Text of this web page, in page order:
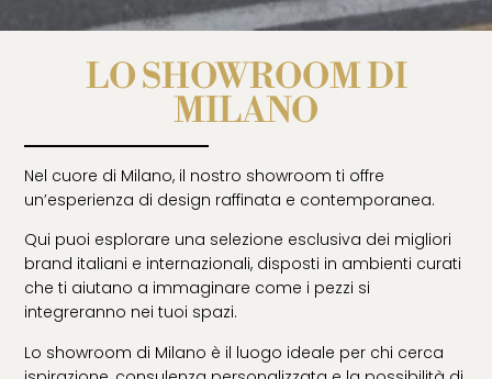
LO SHOWROOM DI
MILANO
Nel cuore di Milano, il nostro showroom ti offre
un’esperienza di design raffinata e contemporanea.
Qui puoi esplorare una selezione esclusiva dei migliori
brand italiani e internazionali, disposti in ambienti curati
che ti aiutano a immaginare come i pezzi si
integreranno nei tuoi spazi.
Lo showroom di Milano è il luogo ideale per chi cerca